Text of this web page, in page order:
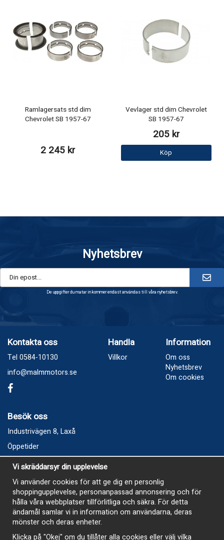
Ramlagersats std dim
Chevrolet SB 1957-67
2 245 kr
Vevlager std dim Chevrolet
SB 1957-67
205 kr
Köp
Nyhetsbrev
De uppgifter du matar in kommer endast användas till våra nyhetsbrev.
Kontakta oss
Tel 0584-10130
info@malmmotors.se
Handla
Villkor
Information
Om oss
Nyhetsbrev
Om cookies
Besök oss
Industrivägen 8, Laxå
Öppetider
Vecka 32
Måndag kl 9-12, kl 13 - 15
Onsdag kl 9-12, kl 13 - 15
Tisdag, Tordag och Fredag stängt
E-Handelsbutiken är öppen och paket skickas hela
sommaren
Vi skräddarsyr din upplevelse
Vi använder cookies för att ge dig en personlig
shoppingupplevelse, personanpassad annonsering och för
hålla våra webbplatser tillförlitliga och säkra. För detta
ändamål samlar vi in information om användarna, deras
mönster och deras enheter.
Klicka på "Okej" om du tillåter alla cookies eller välj vilka